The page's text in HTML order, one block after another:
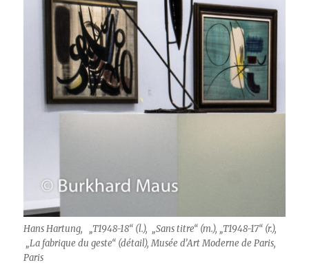
Hans Hartung, „T1948-18“ (l.), „Sans titre“ (m.), „T1948-17“ (r.),
„La fabrique du geste“ (détail), Musée d’Art Moderne de Paris,
Paris